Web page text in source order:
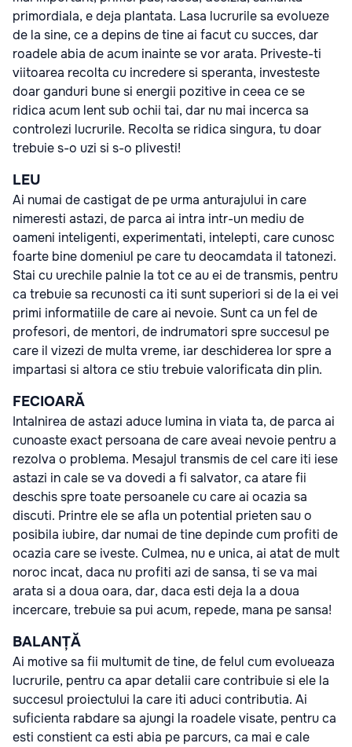
primordiala, e deja plantata. Lasa lucrurile sa evolueze
de la sine, ce a depins de tine ai facut cu succes, dar
roadele abia de acum inainte se vor arata. Priveste-ti
viitoarea recolta cu incredere si speranta, investeste
doar ganduri bune si energii pozitive in ceea ce se
ridica acum lent sub ochii tai, dar nu mai incerca sa
controlezi lucrurile. Recolta se ridica singura, tu doar
trebuie s-o uzi si s-o plivesti!
LEU
Ai numai de castigat de pe urma anturajului in care
nimeresti astazi, de parca ai intra intr-un mediu de
oameni inteligenti, experimentati, intelepti, care cunosc
foarte bine domeniul pe care tu deocamdata il tatonezi.
Stai cu urechile palnie la tot ce au ei de transmis, pentru
ca trebuie sa recunosti ca iti sunt superiori si de la ei vei
primi informatiile de care ai nevoie. Sunt ca un fel de
profesori, de mentori, de indrumatori spre succesul pe
care il vizezi de multa vreme, iar deschiderea lor spre a
impartasi si altora ce stiu trebuie valorificata din plin.
FECIOARĂ
Intalnirea de astazi aduce lumina in viata ta, de parca ai
cunoaste exact persoana de care aveai nevoie pentru a
rezolva o problema. Mesajul transmis de cel care iti iese
astazi in cale se va dovedi a fi salvator, ca atare fii
deschis spre toate persoanele cu care ai ocazia sa
discuti. Printre ele se afla un potential prieten sau o
posibila iubire, dar numai de tine depinde cum profiti de
ocazia care se iveste. Culmea, nu e unica, ai atat de mult
noroc incat, daca nu profiti azi de sansa, ti se va mai
arata si a doua oara, dar, daca esti deja la a doua
incercare, trebuie sa pui acum, repede, mana pe sansa!
BALANȚĂ
Ai motive sa fii multumit de tine, de felul cum evolueaza
lucrurile, pentru ca apar detalii care contribuie si ele la
succesul proiectului la care iti aduci contributia. Ai
suficienta rabdare sa ajungi la roadele visate, pentru ca
esti constient ca esti abia pe parcurs, ca mai e cale